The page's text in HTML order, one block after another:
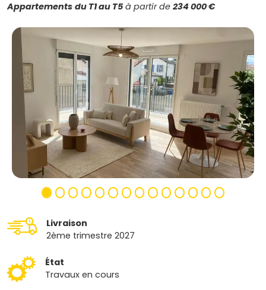
Appartements du T1 au T5 à partir de 234 000 €
Livraison
2ème trimestre 2027
État
Travaux en cours